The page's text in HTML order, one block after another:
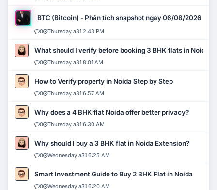
BTC (Bitcoin) - Phân tích snapshot ngày 06/08/2026
0 Thursday a31 2:43 PM
What should I verify before booking 3 BHK flats in Noida?
0 Thursday a31 8:01 AM
How to Verify property in Noida Step by Step
0 Thursday a31 6:57 AM
Why does a 4 BHK flat Noida offer better privacy?
0 Thursday a31 6:30 AM
Why should I buy a 3 BHK flat in Noida Extension?
0 Wednesday a31 6:25 AM
Smart Investment Guide to Buy 2 BHK Flat in Noida
0 Wednesday a31 6:20 AM